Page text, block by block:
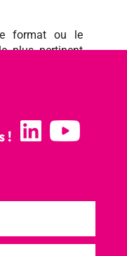
format ou le
plus pertinent
?
!